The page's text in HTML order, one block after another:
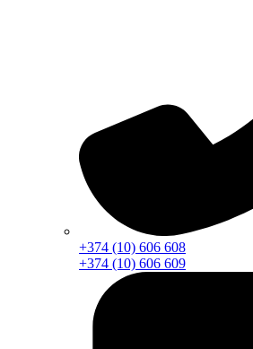
+374 (10) 606 608
+374 (10) 606 609